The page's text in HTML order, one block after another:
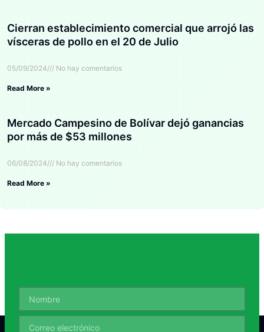
Cierran establecimiento comercial que arrojó las
vísceras de pollo en el 20 de Julio
05/09/2024 No hay comentarios
Read More »
Mercado Campesino de Bolívar dejó ganancias
por más de $53 millones
06/08/2024 No hay comentarios
Read More »